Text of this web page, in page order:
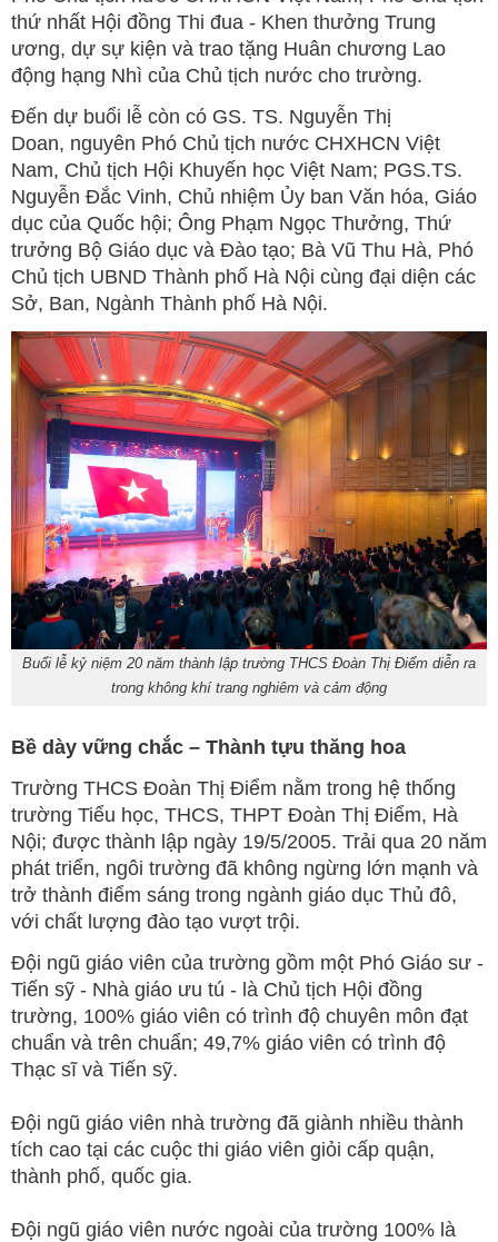
thứ nhất Hội đồng Thi đua - Khen thưởng Trung
ương, dự sự kiện và trao tặng Huân chương Lao
động hạng Nhì của Chủ tịch nước cho trường.
Đến dự buổi lễ còn có GS. TS. Nguyễn Thị
Doan, nguyên Phó Chủ tịch nước CHXHCN Việt
Nam, Chủ tịch Hội Khuyến học Việt Nam; PGS.TS.
Nguyễn Đắc Vinh, Chủ nhiệm Ủy ban Văn hóa, Giáo
dục của Quốc hội; Ông Phạm Ngọc Thưởng, Thứ
trưởng Bộ Giáo dục và Đào tạo; Bà Vũ Thu Hà, Phó
Chủ tịch UBND Thành phố Hà Nội cùng đại diện các
Sở, Ban, Ngành Thành phố Hà Nội.
Buổi lễ kỷ niệm 20 năm thành lập trường THCS Đoàn Thị Điểm diễn ra
trong không khí trang nghiêm và cảm động
Bề dày vững chắc – Thành tựu thăng hoa
Trường THCS Đoàn Thị Điểm nằm trong hệ thống
trường Tiểu học, THCS, THPT Đoàn Thị Điểm, Hà
Nội; được thành lập ngày 19/5/2005. Trải qua 20 năm
phát triển, ngôi trường đã không ngừng lớn mạnh và
trở thành điểm sáng trong ngành giáo dục Thủ đô,
với chất lượng đào tạo vượt trội.
Đội ngũ giáo viên của trường gồm một Phó Giáo sư -
Tiến sỹ - Nhà giáo ưu tú - là Chủ tịch Hội đồng
trường, 100% giáo viên có trình độ chuyên môn đạt
chuẩn và trên chuẩn; 49,7% giáo viên có trình độ
Thạc sĩ và Tiến sỹ.
Đội ngũ giáo viên nhà trường đã giành nhiều thành
tích cao tại các cuộc thi giáo viên giỏi cấp quận,
thành phố, quốc gia.
Đội ngũ giáo viên nước ngoài của trường 100% là